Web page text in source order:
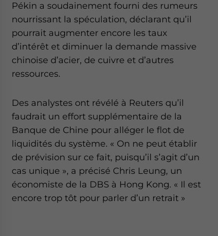
Pékin a soudainement fourni des rumeurs
nourrissant la spéculation, déclarant qu’il
pourrait augmenter encore les taux
d’intérêt et diminuer la demande massive
chinoise d’acier, de cuivre et d’autres
ressources.
Des analystes ont révélé à Reuters qu’il
faudrait un effort supplémentaire de la
Banque de Chine pour alléger le flot de
liquidités du système. « On ne peut établir
de prévision sur ce fait, puisqu’il s’agit d’un
cas unique », a précisé Chris Leung, un
économiste de la DBS à Hong Kong. « Il est
encore trop tôt pour parler d’un retrait »